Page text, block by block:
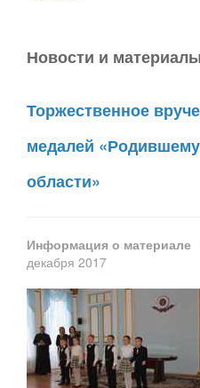
Новости и материалы
Торжественное
медалей
области»
Информация о материале
декабря 2017